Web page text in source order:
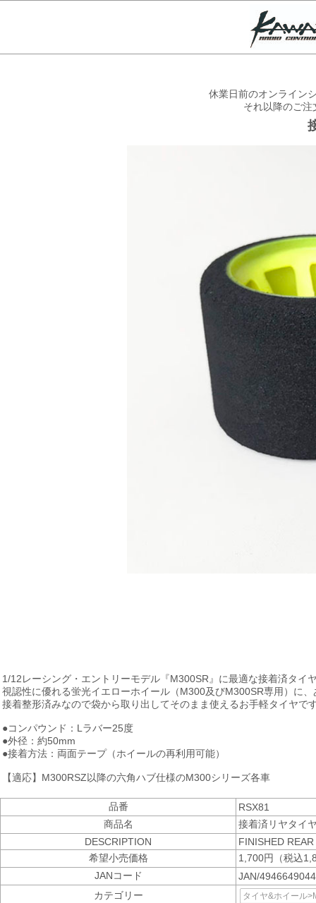
休業日前のオンライン
それ以降のご
1/12レーシング・エントリーモデル『M300SR』に最適な接着済タイ
視認性に優れる蛍光イエローホイール（M300及びM300SR専用）に
接着整形済みなので袋から取り出してそのまま使えるお手軽タイヤで
●コンパウンド：Lラバー25度
●外径：約50mm
●接着方法：両面テープ（ホイールの再利用可能）
【適応】M300RSZ以降の六角ハブ仕様のM300シリーズ各車
品番
RSX81
商品名
接着済リヤタイ
DESCRIPTION
FINISHED
希望小売価格
1,700円（税込
JANコード
JAN/
カテゴリー
タイヤ&ホイール